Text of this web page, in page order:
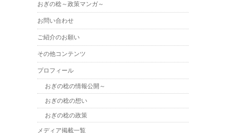
おぎの稔～政策マンガ～
お問い合わせ
ご紹介のお願い
その他コンテンツ
プロフィール
おぎの稔の情報公開～
おぎの稔の想い
おぎの稔の政策
メディア掲載一覧